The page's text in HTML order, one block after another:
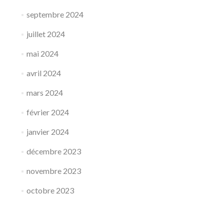
septembre 2024
juillet 2024
mai 2024
avril 2024
mars 2024
février 2024
janvier 2024
décembre 2023
novembre 2023
octobre 2023